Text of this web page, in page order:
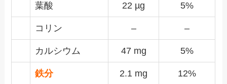
葉酸 22 µg 5%
コリン – –
カルシウム 47 mg 5%
鉄分 2.1 mg 12%